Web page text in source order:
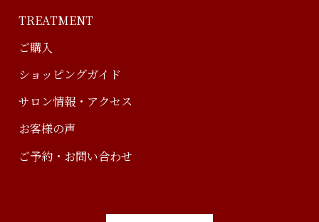
TREATMENT
ご購入
ショッピングガイド
サロン情報・アクセス
お客様の声
ご予約・お問い合わせ